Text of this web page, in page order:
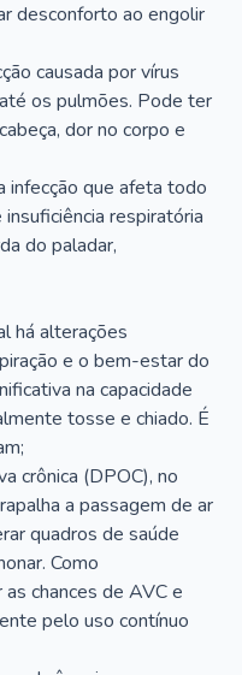
desconforto ao engolir
causada por vírus
os pulmões. Pode ter
dor no corpo e
infecção que afeta todo
respiratória
do paladar,
há alterações
e o bem-estar do
na capacidade
tosse e chiado. É
crônica (DPOC), no
a passagem de ar
quadros de saúde
Como
chances de AVC e
pelo uso contínuo